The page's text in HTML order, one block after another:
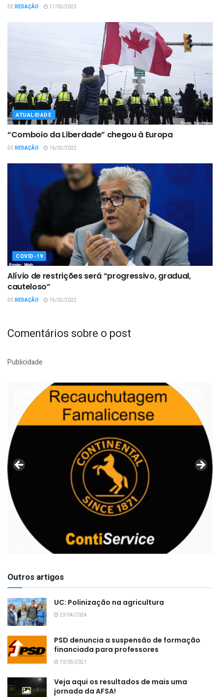
DEREDAÇÃO 17/02/2022
ATUALIDADE
“Comboio da Liberdade” chegou à Europa
DEREDAÇÃO 16/02/2022
COVID-19
Alívio de restrições será “progressivo, gradual,
cauteloso”
DEREDAÇÃO 15/02/2022
Comentários sobre o post
Publicidade
Outros artigos
UC: Polinização na agricultura
23/04/2024
PSD denuncia a suspensão de formação
financiada para professores
10/05/2021
Veja aqui os resultados de mais uma
jornada da AFSA!